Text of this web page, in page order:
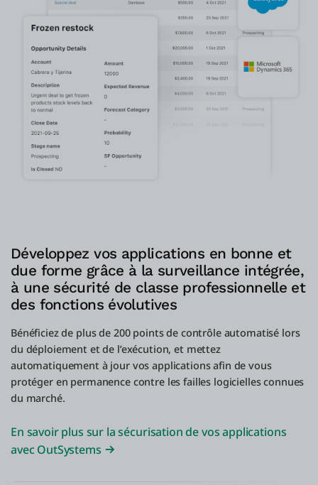
Développez vos applications en bonne et
due forme grâce à la surveillance intégrée,
à une sécurité de classe professionnelle et
des fonctions évolutives
Bénéficiez de plus de 200 points de contrôle automatisé lors
du déploiement et de l’exécution, et mettez
automatiquement à jour vos applications afin de vous
protéger en permanence contre les failles logicielles connues
du marché.
En savoir plus sur la sécurisation de vos applications
avec OutSystems